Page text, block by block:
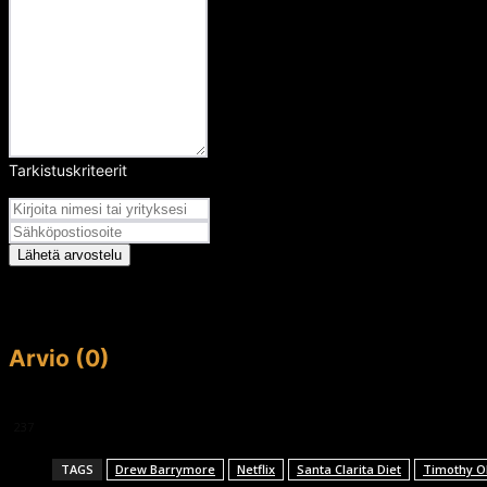
Tarkistuskriteerit
Lähetä arvostelu
Arvio (0)
TAGS Drew Barrymore Netflix Santa Clarita Diet Timothy